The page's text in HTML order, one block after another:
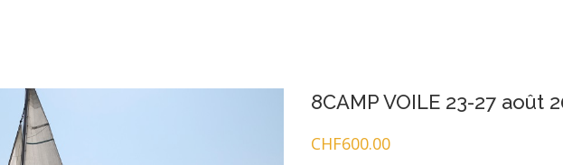
8CAMP VOILE 23-27 août
CHF600.00